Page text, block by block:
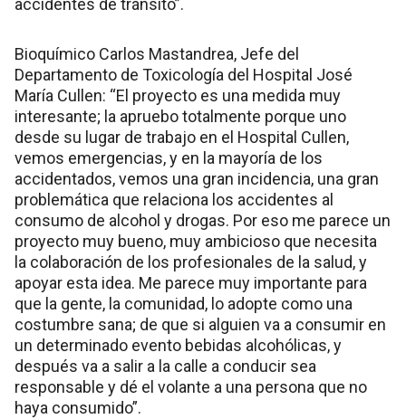
accidentes de tránsito”.
Bioquímico Carlos Mastandrea, Jefe del
Departamento de Toxicología del Hospital José
María Cullen: “El proyecto es una medida muy
interesante; la apruebo totalmente porque uno
desde su lugar de trabajo en el Hospital Cullen,
vemos emergencias, y en la mayoría de los
accidentados, vemos una gran incidencia, una gran
problemática que relaciona los accidentes al
consumo de alcohol y drogas. Por eso me parece un
proyecto muy bueno, muy ambicioso que necesita
la colaboración de los profesionales de la salud, y
apoyar esta idea. Me parece muy importante para
que la gente, la comunidad, lo adopte como una
costumbre sana; de que si alguien va a consumir en
un determinado evento bebidas alcohólicas, y
después va a salir a la calle a conducir sea
responsable y dé el volante a una persona que no
haya consumido”.